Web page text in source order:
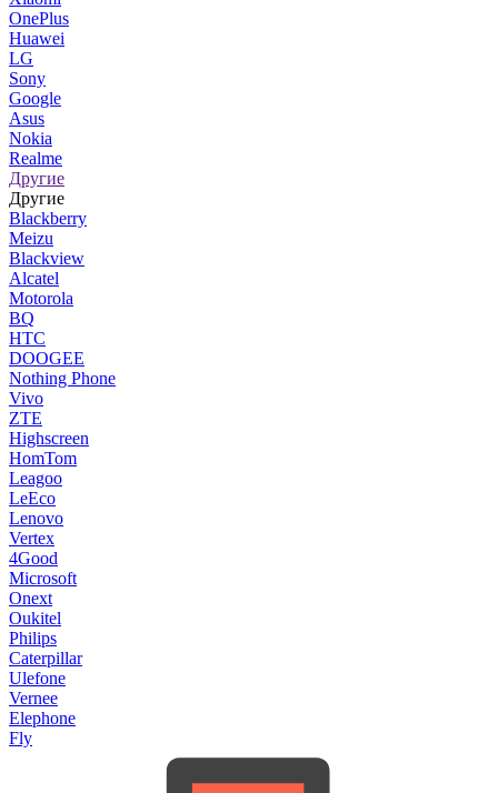
OnePlus
Huawei
LG
Sony
Google
Asus
Nokia
Realme
Другие
Другие
Blackberry
Meizu
Blackview
Alcatel
Motorola
BQ
HTC
DOOGEE
Nothing Phone
Vivo
ZTE
Highscreen
HomTom
Leagoo
LeEco
Lenovo
Vertex
4Good
Microsoft
Onext
Oukitel
Philips
Caterpillar
Ulefone
Vernee
Elephone
Fly